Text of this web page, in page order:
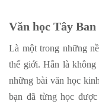
Văn học Tây Ban
Là một trong những
thế giới. Hẳn là không
những bài văn học
bạn đã từng học